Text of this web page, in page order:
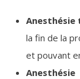
la fin de la
et pouvant